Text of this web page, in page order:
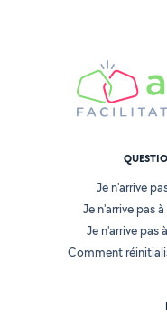
Je n'arrive
Je n'arrive pas
Je n'arrive pas
Comment